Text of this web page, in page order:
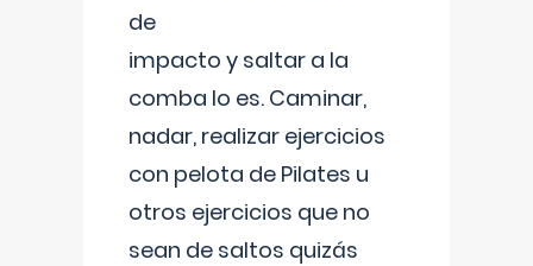
de
impacto y saltar a la
comba lo es. Caminar,
nadar, realizar ejercicios
con pelota de Pilates u
otros ejercicios que no
sean de saltos quizás